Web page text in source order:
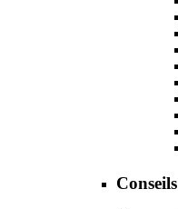
Conseils